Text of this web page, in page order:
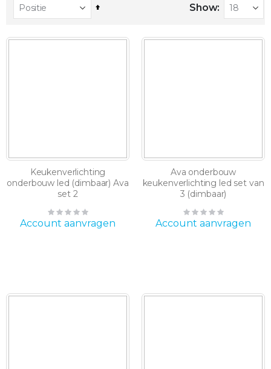
Set Show
Keukenverlichting
onderbouw led (dimbaar) Ava
set 2
Rating:
0%
Account aanvragen
Ava onderbouw
keukenverlichting led set van
3 (dimbaar)
Rating:
0%
Account aanvragen